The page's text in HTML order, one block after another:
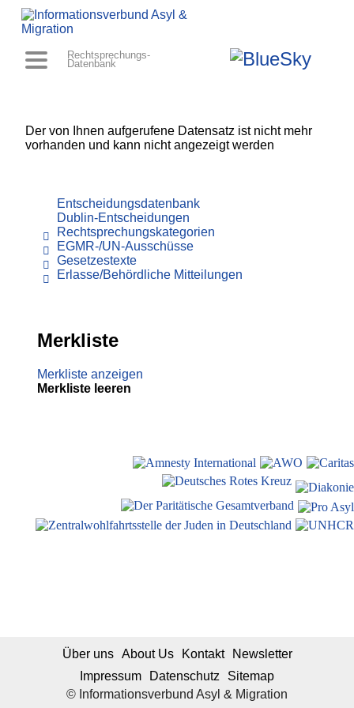
Rechtsprechungs-
Datenbank
Der von Ihnen aufgerufene Datensatz ist nicht mehr
vorhanden und kann nicht angezeigt werden
Entscheidungsdatenbank
Dublin-Entscheidungen
Rechtsprechungskategorien
EGMR-/UN-Ausschüsse
Gesetzestexte
Erlasse/Behördliche Mitteilungen
Merkliste
Merkliste anzeigen
Merkliste leeren
© Informationsverbund Asyl & Migration
Über uns About Us Kontakt
Newsletter
Impressum
Datenschutz Sitemap